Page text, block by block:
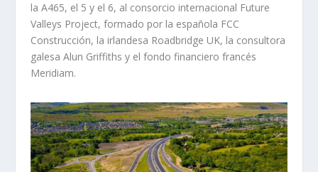
la A465, el 5 y el 6, al consorcio internacional Future
Valleys Project, formado por la española FCC
Construcción, la irlandesa Roadbridge UK, la consultora
galesa Alun Griffiths y el fondo financiero francés
Meridiam.